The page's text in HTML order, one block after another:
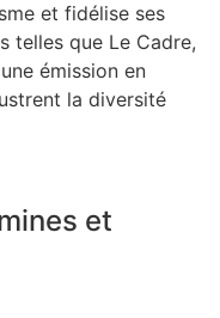
et fidélise ses
telles que Le Cadre,
émission en
la diversité
et